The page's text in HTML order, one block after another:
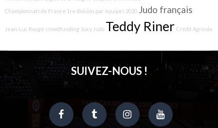
Championnats de France 1re division par équipes 2020 Judo français
Jean-Luc Rougé crowdfunding Sucy Judo Teddy Riner Crédit Agricole
SUIVEZ-NOUS !